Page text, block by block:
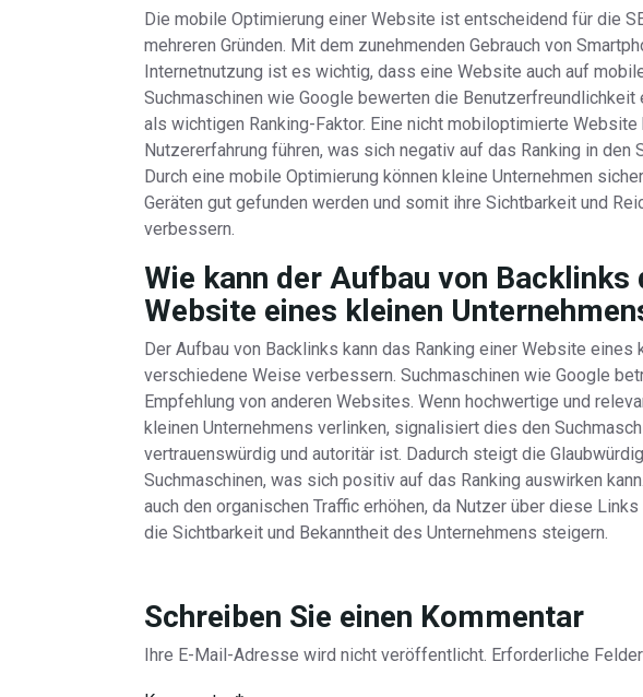
Die mobile Optimierung einer Website ist entscheidend für die
mehreren Gründen. Mit dem zunehmenden Gebrauch von
Internetnutzung ist es wichtig, dass eine Website auch auf
Suchmaschinen wie Google bewerten die
als wichtigen Ranking-Faktor. Eine nicht mobiloptimierte Website
Nutzererfahrung führen, was sich negativ auf das Ranking in den
Durch eine mobile Optimierung können kleine Unternehmen
Geräten gut gefunden werden und somit ihre Sichtbarkeit und
verbessern.
Wie kann der Aufbau von Backlinks
Website eines kleinen
Der Aufbau von Backlinks kann das Ranking einer Website eines
verschiedene Weise verbessern. Suchmaschinen wie Google
Empfehlung von anderen Websites. Wenn hochwertige und
kleinen Unternehmens verlinken, signalisiert dies den
vertrauenswürdig und autoritär ist. Dadurch steigt die
Suchmaschinen, was sich positiv auf das Ranking auswirken
auch den organischen Traffic erhöhen, da Nutzer über diese
die Sichtbarkeit und Bekanntheit des Unternehmens steigern.
Schreiben Sie einen Kommentar
Ihre E-Mail-Adresse wird nicht veröffentlicht. Erforderliche